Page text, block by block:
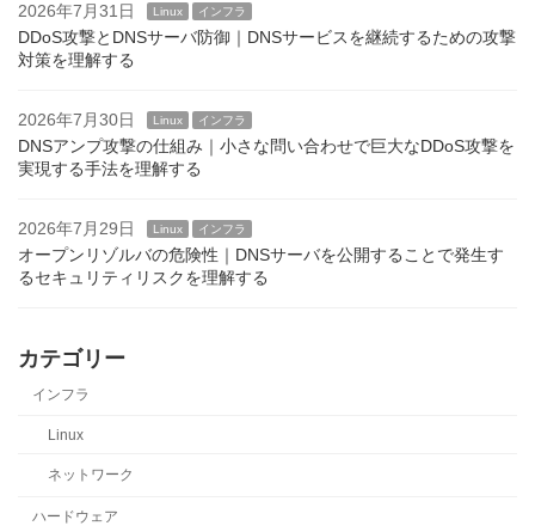
2026年7月31日 Linux インフラ
DDoS攻撃とDNSサーバ防御｜DNSサービスを継続するための攻撃
対策を理解する
2026年7月30日 Linux インフラ
DNSアンプ攻撃の仕組み｜小さな問い合わせで巨大なDDoS攻撃を
実現する手法を理解する
2026年7月29日 Linux インフラ
オープンリゾルバの危険性｜DNSサーバを公開することで発生す
るセキュリティリスクを理解する
カテゴリー
インフラ
Linux
ネットワーク
ハードウェア